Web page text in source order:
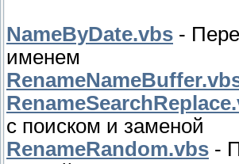
NameByDate.vbs -
именем
с поиском и заменой
RenameRandom.vbs -